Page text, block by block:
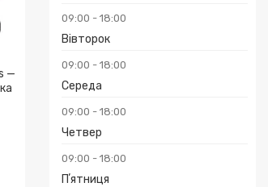
09:00 18:00
Вівторок
09:00 18:00
Середа
09:00 18:00
Четвер
09:00 18:00
Пʼятниця
—